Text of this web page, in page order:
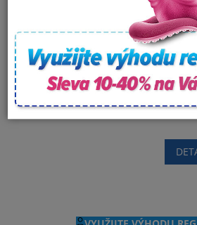
Držák termického krytu
Diamond Holder System
Vanish XL
Skladem
od